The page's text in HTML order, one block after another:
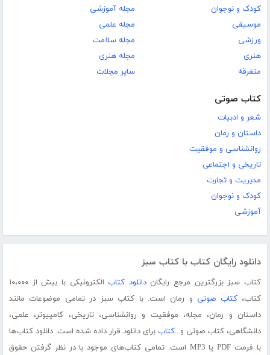
کودک و نوجوان
موسیقی
ورزشی
هنری
متفرقه
مجله آموزشی
مجله علمی
مجله سلامت
مجله هنری
سایر مجلات
کتاب صوتی
شعر و ادبیات
داستان و رمان
روانشناسی و موفقیت
تاریخی و اجتماعی
مدیریت و تجارت
کودک و نوجوان
آموزشی
دانلود رایگان کتاب با کتاب سبز
کتاب سبز بزرگترین مرجع رایگاندانلود کتاب
الکترونیکی با بیش از ۱۰،۰۰۰
کتاب،کتاب صوتی و رمان است. با کتاب سبز در تمامی موضوعات مانند
داستان و رمان، مجله، موفقیت و روانشناسی، تاریخی، کامپیوتر، علمی،
دانشگاهی، کتاب صوتی و...کتاب برای دانلود قرار داده شده است. دانلود کتاب‌ها
با فرمت PDF یا MP3 است. تمامی کتاب‌های موجود با در نظر گرفتن حقوق